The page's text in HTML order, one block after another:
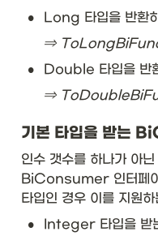
&
t{
g::
to
L
o
w
er
C
•
Long 타입을 반환
⇒
•
Double 타입을 반
⇒
기본 타입을 받는
인수 갯수를 하나가 아
BiConsumer 인터페이
타입인 경우 이를 지원
•
Integer 타입을 받